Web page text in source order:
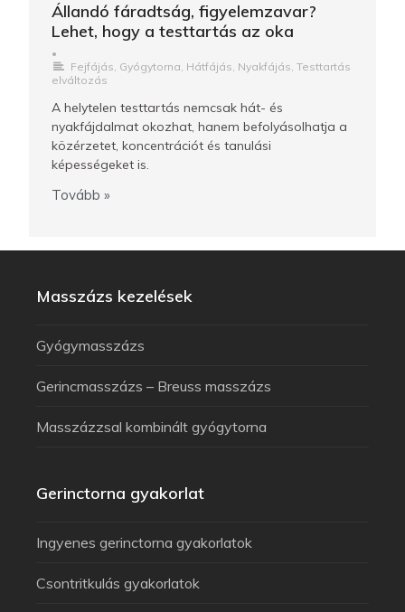
Állandó fáradtság, figyelemzavar?
Lehet, hogy a testtartás az oka
•
Fejfájás, Gyógytorna, Hátfájás, Nyakfájás,Testtartás
elváltozás
A helytelen testtartás nemcsak hát- és
nyakfájdalmat okozhat, hanem befolyásolhatja a
közérzetet, koncentrációt és tanulási
képességeket is.
Tovább »
Masszázs kezelések
Gyógymasszázs
Gerincmasszázs – Breuss masszázs
Masszázzsal kombinált gyógytorna
Gerinctorna gyakorlat
Ingyenes gerinctorna gyakorlatok
Csontritkulás gyakorlatok